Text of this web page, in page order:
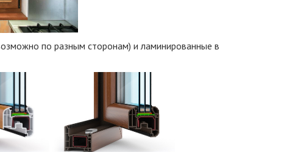
по разным сторонам) и ламинированные в